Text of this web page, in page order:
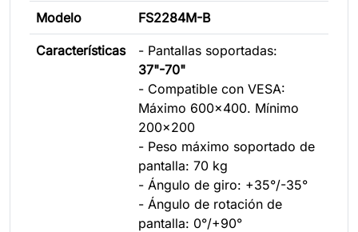
Modelo FS2284M-B
Características
- Pantallas soportadas:
37"-70"
- Compatible con VESA:
Máximo 600x400. Mínimo
200x200
- Peso máximo soportado de
pantalla: 70 kg
- Ángulo de giro: +35°/-35°
- Ángulo de rotación de
pantalla: 0°/+90°